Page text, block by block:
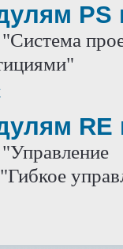
PS
RE